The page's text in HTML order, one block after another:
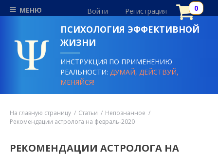
МЕНЮ Войти Регистрация
ПСИХОЛОГИЯ ЭФФЕКТИВНОЙ
ЖИЗНИ
ИНСТРУКЦИЯ ПО ПРИМЕНЕНИЮ
РЕАЛЬНОСТИ:ДУМАЙ, ДЕЙСТВУЙ,
МЕНЯЙСЯ!
На главную страницу Статьи
Непознанное
Рекомендации астролога на февраль-2020
РЕКОМЕНДАЦИИ АСТРОЛОГА НА